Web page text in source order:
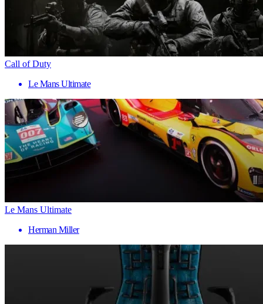
Call of Duty
Le Mans Ultimate
Le Mans Ultimate
Herman Miller